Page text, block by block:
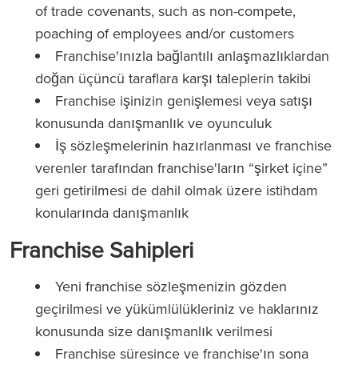
of trade covenants, such as non-compete,
poaching of employees and/or customers
Franchise'ınızla bağlantılı anlaşmazlıklardan
doğan üçüncü taraflara karşı taleplerin takibi
Franchise işinizin genişlemesi veya satışı
konusunda danışmanlık ve oyunculuk
İş sözleşmelerinin hazırlanması ve franchise
verenler tarafından franchise'ların “şirket içine”
geri getirilmesi de dahil olmak üzere istihdam
konularında danışmanlık
Franchise Sahipleri
Yeni franchise sözleşmenizin gözden
geçirilmesi ve yükümlülükleriniz ve haklarınız
konusunda size danışmanlık verilmesi
Franchise süresince ve franchise'ın sona